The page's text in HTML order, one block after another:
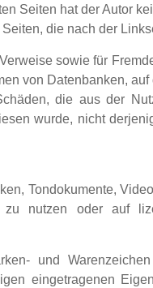
Seiten hat der Autor
die nach der
sowie für
von Datenbanken,
die aus der
wurde, nicht
Tondokumente,
nutzen oder auf
und
eingetragenen